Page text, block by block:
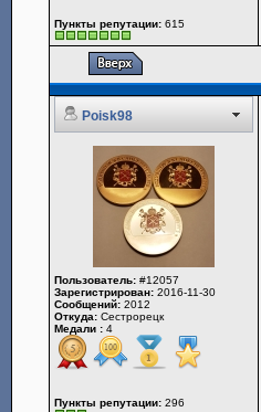
Пункты репутации: 615
Poisk98
Пользователь: #12057
Зарегистрирован: 2016-11-30
Сообщений: 2012
Откуда: Сестрорецк
Медали : 4
Пункты репутации: 296